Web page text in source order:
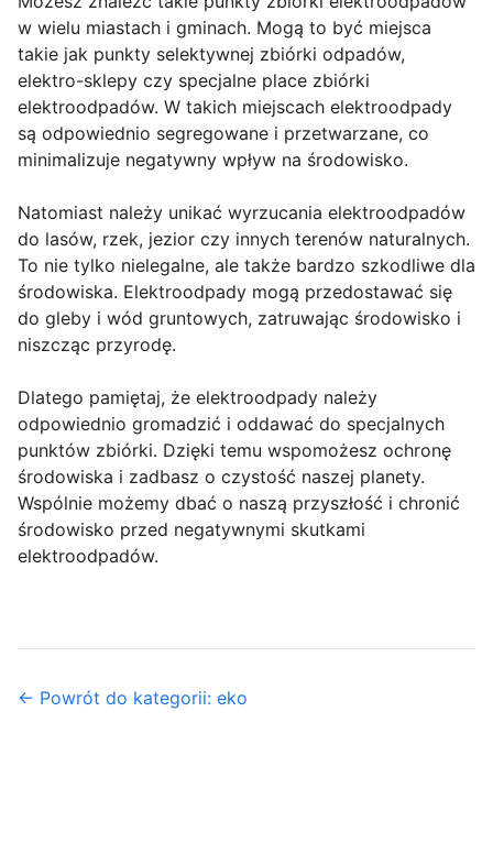
w wielu miastach i gminach. Mogą to być miejsca
takie jak punkty selektywnej zbiórki odpadów,
elektro-sklepy czy specjalne place zbiórki
elektroodpadów. W takich miejscach elektroodpady
są odpowiednio segregowane i przetwarzane, co
minimalizuje negatywny wpływ na środowisko.
Natomiast należy unikać wyrzucania elektroodpadów
do lasów, rzek, jezior czy innych terenów naturalnych.
To nie tylko nielegalne, ale także bardzo szkodliwe dla
środowiska. Elektroodpady mogą przedostawać się
do gleby i wód gruntowych, zatruwając środowisko i
niszcząc przyrodę.
Dlatego pamiętaj, że elektroodpady należy
odpowiednio gromadzić i oddawać do specjalnych
punktów zbiórki. Dzięki temu wspomożesz ochronę
środowiska i zadbasz o czystość naszej planety.
Wspólnie możemy dbać o naszą przyszłość i chronić
środowisko przed negatywnymi skutkami
elektroodpadów.
← Powrót do kategorii: eko